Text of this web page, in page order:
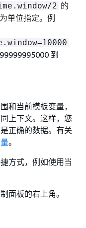
2 的
单位指定。例
到
和当前模板变量，
上下文。这样，您
正确的数据。有关
。
方式，例如使用当
面板的右上角。